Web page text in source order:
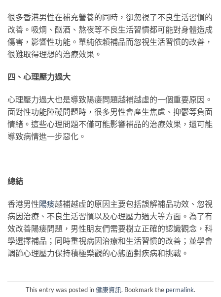
很多香港男性在補充營養的同時，卻忽視了不良生活習慣的
改善。吸烱、酗酒、熬夜等不良生活習慣都可能對身體造成
傷害，影響性功能。單純依賴補品而忽視生活習慣的改善，
很難取得理想的治療效果。
四、心理壓力過大
心理壓力過大也是導致陽痿問題越補越虛的一個重要原因。
面對性功能障礙問題時，很多男性會產生焦慮、抑鬱等負面
情緒。這些心理問題不僅可能影響補品的治療效果，還可能
導致病情進一步惡化。
總結
香港男性陽痿越補越虛的原因主要包括誤解補品功效、忽視
病因治療、不良生活習慣以及心理壓力過大等方面。為了有
效改善陽痿問題，男性朋友們需要樹立正確的認識觀念，科
學選擇補品；同時重視病因治療和生活習慣的改善；並學會
調節心理壓力保持積極樂觀的心態面對疾病和挑戰。
This entry was posted in健康資訊. Bookmark the permalink.